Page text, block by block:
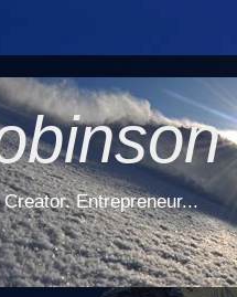
Entrepreneur...